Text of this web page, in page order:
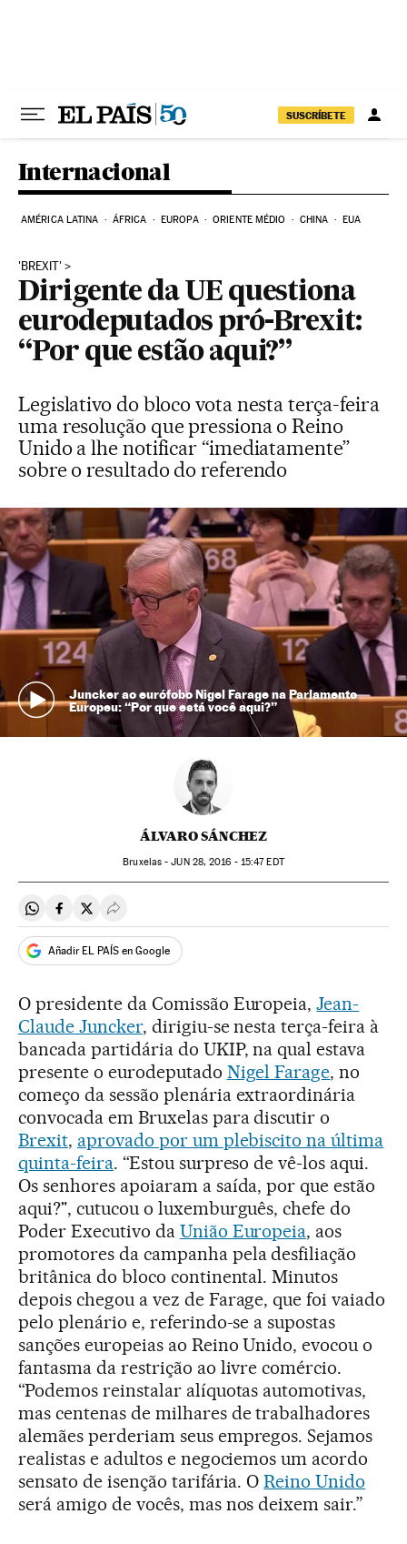
SUSCRÍBETE
Internacional
AMÉRICA LATINA ÁFRICA EUROPA ORIENTE MÉDIO CHINA EUA
'BREXIT'
Dirigente da UE questiona
eurodeputados pró-Brexit:
“Por que estão aqui?”
Legislativo do bloco vota nesta terça-feira
uma resolução que pressiona o Reino
Unido a lhe notificar “imediatamente”
sobre o resultado do referendo
Juncker ao eurófobo Nigel Farage na Parlamento
Europeu: “Por que está você aqui?”
ÁLVARO SÁNCHEZ
Bruxelas -JUN28, 2016 - 15:47EDT
Compartir en Whatsapp
Compartir en Facebook
Compartir en Twitter
Desplegar Redes Sociales
Añadir EL PAÍS en Google
O presidente da Comissão Europeia,Jean-
Claude Juncker, dirigiu-se nesta terça-feira à
bancada partidária do UKIP, na qual estava
presente o eurodeputado Nigel Farage, no
começo da sessão plenária extraordinária
convocada em Bruxelas para discutir o
Brexit, aprovado por um plebiscito na última
quinta-feira. “Estou surpreso de vê-los aqui.
Os senhores apoiaram a saída, por que estão
aqui?", cutucou o luxemburguês, chefe do
Poder Executivo da União Europeia, aos
promotores da campanha pela desfiliação
britânica do bloco continental. Minutos
depois chegou a vez de Farage, que foi vaiado
pelo plenário e, referindo-se a supostas
sanções europeias ao Reino Unido, evocou o
fantasma da restrição ao livre comércio.
“Podemos reinstalar alíquotas automotivas,
mas centenas de milhares de trabalhadores
alemães perderiam seus empregos. Sejamos
realistas e adultos e negociemos um acordo
sensato de isenção tarifária. OReino Unido
será amigo de vocês, mas nos deixem sair.”